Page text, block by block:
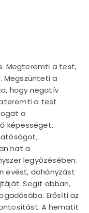
Megteremti a test,
Megszünteti a
hogy negatív
a test
a
képességet,
hat a
legyőzésében.
evést, dohányzást
Segít abban,
Erősíti az
A hematit